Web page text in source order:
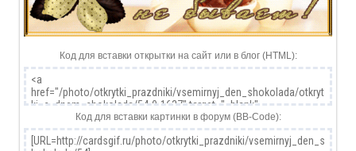
Код для вставки открытки на сайт или в блог (HTML):
Код для вставки картинки в форум (BB-Code):